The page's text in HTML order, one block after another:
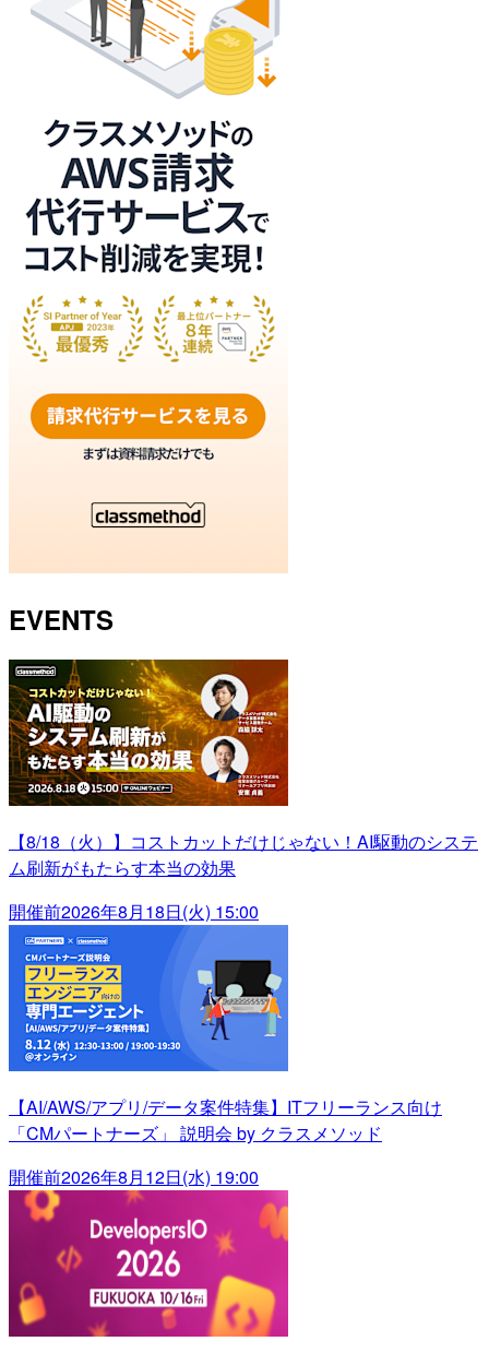
EVENTS
【8/18（火）】コストカットだけじゃない！AI駆動のシステ
ム刷新がもたらす本当の効果
開催前2026年8月18日(火) 15:00
【AI/AWS/アプリ/データ案件特集】ITフリーランス向け
「CMパートナーズ」 説明会 by クラスメソッド
開催前2026年8月12日(水) 19:00